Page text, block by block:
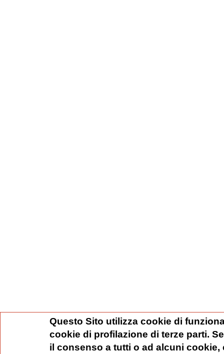
Questo Sito utilizza cookie di
cookie di profilazione di terze parti.
il consenso a tutti o ad alcuni